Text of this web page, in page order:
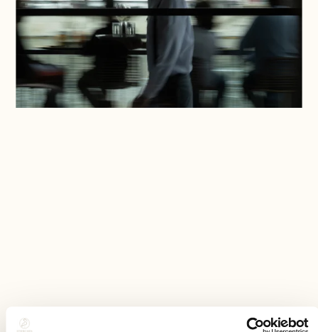
schützenden Arkaden können Sie für bis zu 20